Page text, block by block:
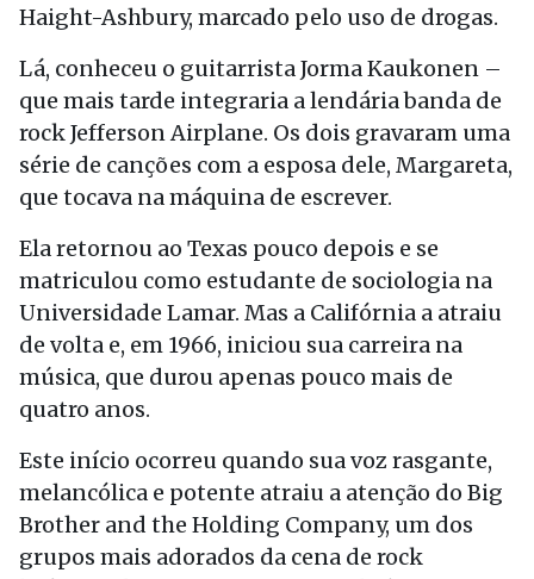
Haight-Ashbury, marcado pelo uso de drogas.
Lá, conheceu o guitarrista Jorma Kaukonen –
que mais tarde integraria a lendária banda de
rock Jefferson Airplane. Os dois gravaram uma
série de canções com a esposa dele, Margareta,
que tocava na máquina de escrever.
Ela retornou ao Texas pouco depois e se
matriculou como estudante de sociologia na
Universidade Lamar. Mas a Califórnia a atraiu
de volta e, em 1966, iniciou sua carreira na
música, que durou apenas pouco mais de
quatro anos.
Este início ocorreu quando sua voz rasgante,
melancólica e potente atraiu a atenção do Big
Brother and the Holding Company, um dos
grupos mais adorados da cena de rock